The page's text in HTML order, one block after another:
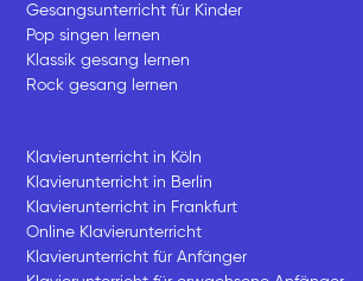
Gesangsunterricht für Kinder
Pop singen lernen
Klassik gesang lernen
Rock gesang lernen
Klavierunterricht in Köln
Klavierunterricht in Berlin
Klavierunterricht in Frankfurt
Online Klavierunterricht
Klavierunterricht für Anfänger